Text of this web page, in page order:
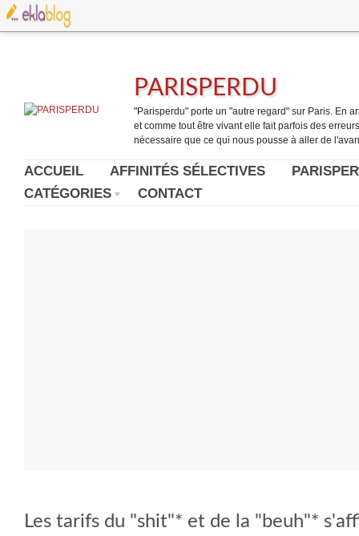
PARISPERDU
"Parisperdu" porte un "autre regard" sur Paris. En
et comme tout être vivant elle fait parfois des
nécessaire que ce qui nous pousse à aller de
ACCUEIL AFFINITÉS SÉLECTIVES
CATÉGORIES
CONTACT
Les tarifs du "shit"* et de la "beuh"*